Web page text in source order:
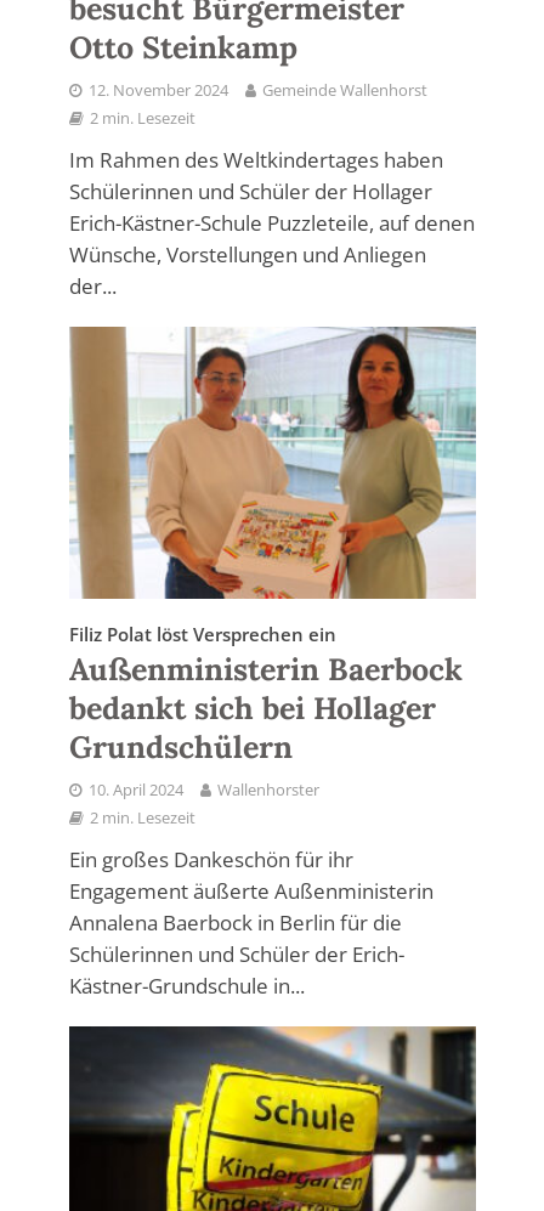
besucht Bürgermeister
Otto Steinkamp
12. November 2024
Gemeinde Wallenhorst
2 min. Lesezeit
Im Rahmen des Weltkindertages haben
Schülerinnen und Schüler der Hollager
Erich-Kästner-Schule Puzzleteile, auf denen
Wünsche, Vorstellungen und Anliegen
der...
Filiz Polat löst Versprechen ein
Außenministerin Baerbock
bedankt sich bei Hollager
Grundschülern
10. April 2024
Wallenhorster
2 min. Lesezeit
Ein großes Dankeschön für ihr
Engagement äußerte Außenministerin
Annalena Baerbock in Berlin für die
Schülerinnen und Schüler der Erich-
Kästner-Grundschule in...